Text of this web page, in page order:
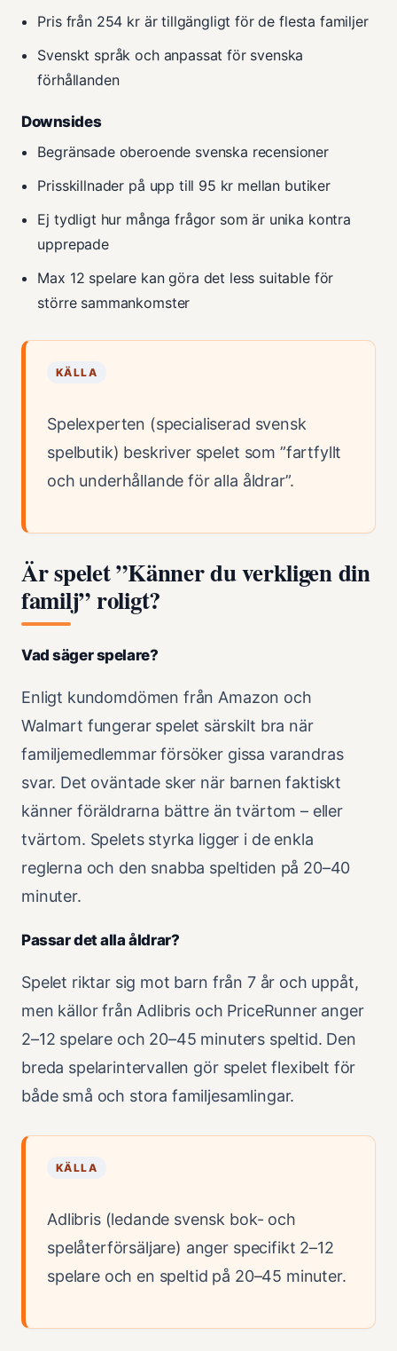
Pris från 254 kr är tillgängligt för de flesta familjer
Svenskt språk och anpassat för svenska
förhållanden
Downsides
Begränsade oberoende svenska recensioner
Prisskillnader på upp till 95 kr mellan butiker
Ej tydligt hur många frågor som är unika kontra
upprepade
Max 12 spelare kan göra det less suitable för
större sammankomster
KÄLLA
Spelexperten (specialiserad svensk
spelbutik) beskriver spelet som ”fartfyllt
och underhållande för alla åldrar”.
Är spelet ”Känner du verkligen din
familj” roligt?
Vad säger spelare?
Enligt kundomdömen från Amazon och
Walmart fungerar spelet särskilt bra när
familjemedlemmar försöker gissa varandras
svar. Det oväntade sker när barnen faktiskt
känner föräldrarna bättre än tvärtom – eller
tvärtom. Spelets styrka ligger i de enkla
reglerna och den snabba speltiden på 20–40
minuter.
Passar det alla åldrar?
Spelet riktar sig mot barn från 7 år och uppåt,
men källor från Adlibris och PriceRunner anger
2–12 spelare och 20–45 minuters speltid. Den
breda spelarintervallen gör spelet flexibelt för
både små och stora familjesamlingar.
KÄLLA
Adlibris (ledande svensk bok- och
spelåterförsäljare) anger specifikt 2–12
spelare och en speltid på 20–45 minuter.